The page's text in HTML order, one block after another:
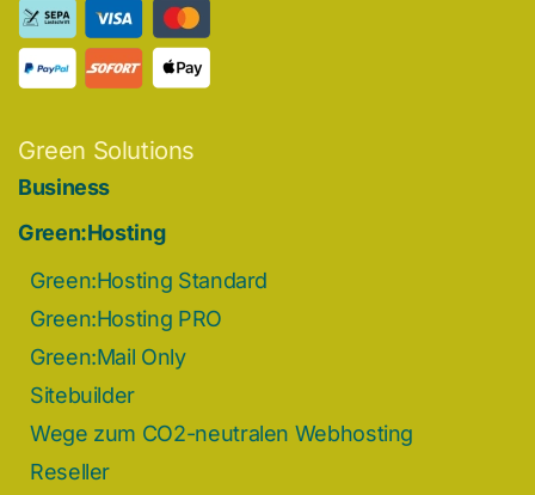
Green Solutions
Business
Green:Hosting
Green:Hosting Standard
Green:Hosting PRO
Green:Mail Only
Sitebuilder
Wege zum CO2-neutralen Webhosting
Reseller